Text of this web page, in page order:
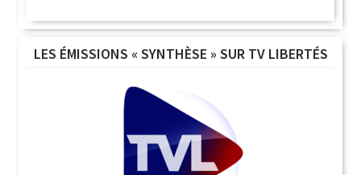
LES ÉMISSIONS « SYNTHÈSE » SUR TV LIBERTÉS